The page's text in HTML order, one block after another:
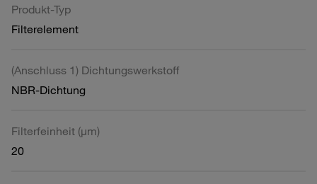
Produkt-Typ
Filterelement
(Anschluss 1) Dichtungswerkstoff
NBR-Dichtung
Filterfeinheit (µm)
20